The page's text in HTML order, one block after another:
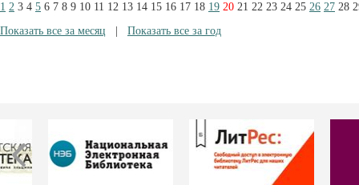
1 2 3 4 5 6 7 8 9 10 11 12 13 14 15 16 17 18 19 20 21 22 23 24 25 26 27 28
Показать все за месяц
Показать все за год